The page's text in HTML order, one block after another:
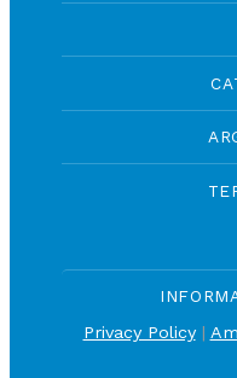
Privacy Policy|